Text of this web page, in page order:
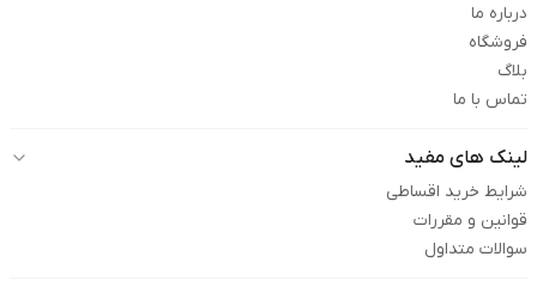
درباره ما
فروشگاه
بلاگ
تماس با ما
لینک های مفید
شرایط خرید اقساطی
قوانین و مقررات
سوالات متداول